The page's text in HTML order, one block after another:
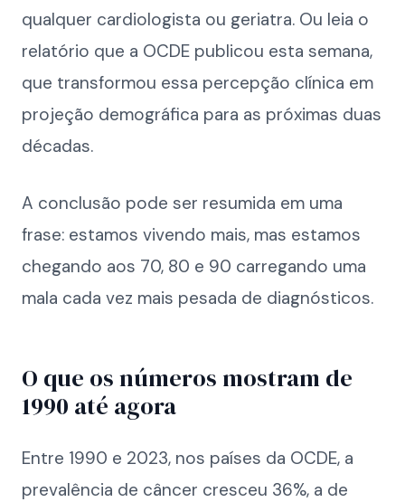
qualquer cardiologista ou geriatra. Ou leia o
relatório que a OCDE publicou esta semana,
que transformou essa percepção clínica em
projeção demográfica para as próximas duas
décadas.
A conclusão pode ser resumida em uma
frase: estamos vivendo mais, mas estamos
chegando aos 70, 80 e 90 carregando uma
mala cada vez mais pesada de diagnósticos.
O que os números mostram de
1990 até agora
Entre 1990 e 2023, nos países da OCDE, a
prevalência de câncer cresceu 36%, a de